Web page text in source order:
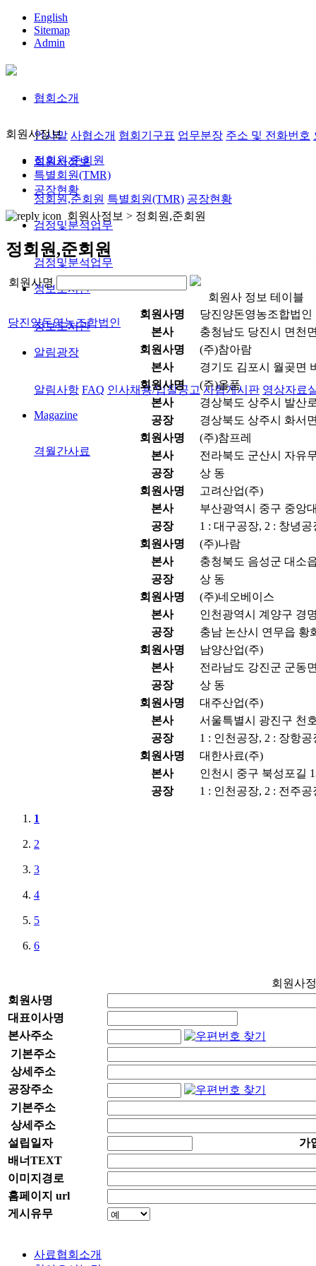
English
Sitemap
Admin
협회소개
인사말 사협소개 협회기구표 업무분장 주소 및 전화번호
회원사정보
정회원,준회원 특별회원(TMR) 공장현황
검정및분석업무
검정및분석업무
정보도서관
정보도서관
알림광장
알림사항 FAQ 인사채용/입찰공고 사협게시판 영상자료
Magazine
격월간사료
회원사정보
정회원,준회원
특별회원(TMR)
공장현황
회원사정보 > 정회원,준회원
정회원,준회원
회원사명
회원사 정보 테이블
당진양돈영농조합법인
회원사명
당진양돈영농조합법인
본사
충청남도 당진시 면천
회원사명
(주)참아람
본사
경기도 김포시 월곶면
회원사명
(주)올품
본사
경상북도 상주시 발산
공장
경상북도 상주시 화서
회원사명
(주)참프레
본사
전라북도 군산시 자유
공장
상 동
회원사명
고려산업(주)
본사
부산광역시 중구 중앙
공장
1 : 대구공장, 2 : 창녕공
회원사명
(주)나람
본사
충청북도 음성군 대소
공장
상 동
회원사명
(주)네오베이스
본사
인천광역시 계양구 경
공장
충남 논산시 연무읍 황
회원사명
남양산업(주)
본사
전라남도 강진군 군동
공장
상 동
회원사명
대주산업(주)
본사
서울특별시 광진구 천
공장
1 : 인천공장, 2 : 장항공
회원사명
대한사료(주)
본사
인천시 중구 북성포길
공장
1 : 인천공장, 2 : 전주
1
2
3
4
5
6
회원사
회원사명
대표이사명
본사주소
기본주소
상세주소
공장주소
기본주소
상세주소
설립일자
가
배너TEXT
이미지경로
홈페이지 url
게시유무
사료협회소개